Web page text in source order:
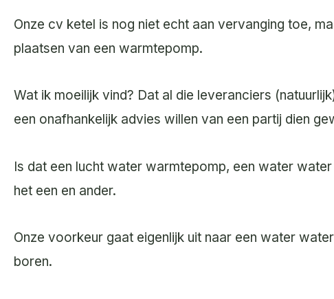
Onze cv ketel is nog niet echt aan vervanging toe,
plaatsen van een warmtepomp.
Wat ik moeilijk vind? Dat al die leveranciers
een onafhankelijk advies willen van een partij dien
Is dat een lucht water warmtepomp, een water
het een en ander.
Onze voorkeur gaat eigenlijk uit naar een water
boren.